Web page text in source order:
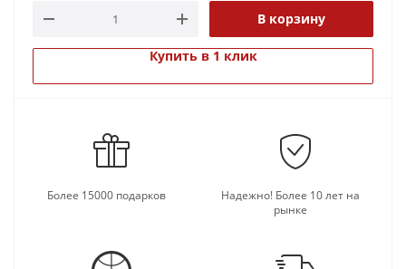
В корзину
Купить в 1 клик
Более 15000 подарков
Надежно! Более 10 лет на
рынке